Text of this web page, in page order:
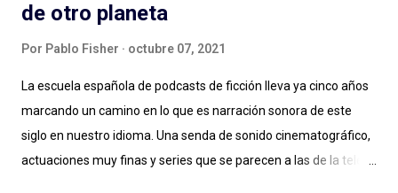
de otro planeta
Por Pablo Fisher octubre 07, 2021
La escuela española de podcasts de ficción lleva ya cinco años
marcando un camino en lo que es narración sonora de este
siglo en nuestro idioma. Una senda de sonido cinematográfico,
actuaciones muy finas y series que se parecen a las de la tele